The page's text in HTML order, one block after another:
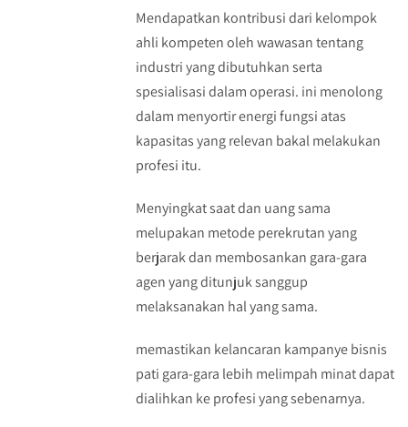
Mendapatkan kontribusi dari kelompok
ahli kompeten oleh wawasan tentang
industri yang dibutuhkan serta
spesialisasi dalam operasi. ini menolong
dalam menyortir energi fungsi atas
kapasitas yang relevan bakal melakukan
profesi itu.
Menyingkat saat dan uang sama
melupakan metode perekrutan yang
berjarak dan membosankan gara-gara
agen yang ditunjuk sanggup
melaksanakan hal yang sama.
memastikan kelancaran kampanye bisnis
pati gara-gara lebih melimpah minat dapat
dialihkan ke profesi yang sebenarnya.